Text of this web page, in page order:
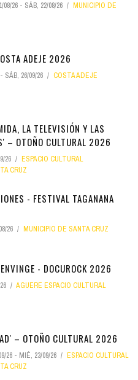
08/26 - SÁB, 22/08/26
MUNICIPIO DE
ADEJE 2026
- SÁB, 26/09/26 COSTA ADEJE
LA TELEVISIÓN Y LAS
– OTOÑO CULTURAL 2026
26
ESPACIO CULTURAL
CRUZ
- FESTIVAL TAGANANA
26 MUNICIPIO DE SANTA CRUZ
- DOCUROCK 2026
AGUERE ESPACIO CULTURAL
– OTOÑO CULTURAL 2026
26 - MIÉ, 23/09/26
ESPACIO CULTURAL
CRUZ